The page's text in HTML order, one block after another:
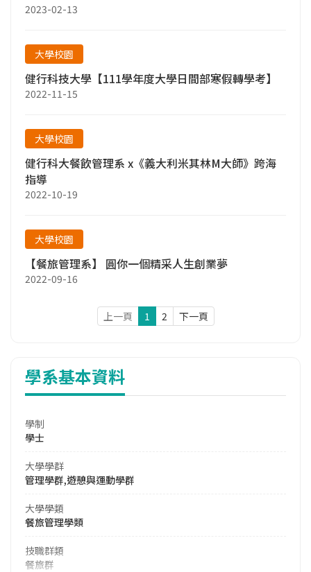
2023-02-13
大學校園
健行科技大學【111學年度大學日間部寒假轉學考】
2022-11-15
大學校園
健行科大餐飲管理系 x《義大利米其林M大師》跨海
指導
2022-10-19
大學校園
【餐旅管理系】 圓你一個精采人生創業夢
2022-09-16
上一頁 1 2 下一頁
學系基本資料
學制
學士
大學學群
管理學群,遊憩與運動學群
大學學類
餐旅管理學類
技職群類
餐旅群